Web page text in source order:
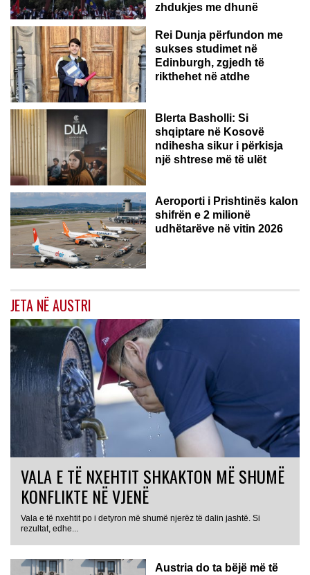
zhdukjes me dhunë
Rei Dunja përfundon me
sukses studimet në
Edinburgh, zgjedh të
rikthehet në atdhe
Blerta Basholli: Si
shqiptare në Kosovë
ndihesha sikur i përkisja
një shtrese më të ulët
Aeroporti i Prishtinës kalon
shifrën e 2 milionë
udhëtarëve në vitin 2026
JETA NË AUSTRI
VALA E TË NXEHTIT SHKAKTON MË SHUMË
KONFLIKTE NË VJENË
Vala e të nxehtit po i detyron më shumë njerëz të dalin jashtë. Si
rezultat, edhe...
Austria do ta bëjë më të